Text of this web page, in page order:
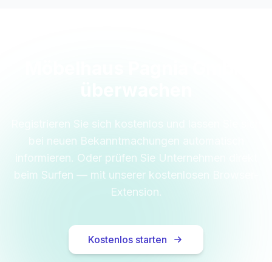
Registrieren Sie sich kostenlos und lassen Sie sich
bei neuen Bekanntmachungen automatisch
informieren. Oder prüfen Sie Unternehmen direkt
beim Surfen — mit unserer kostenlosen Browser-
Extension.
Kostenlos starten